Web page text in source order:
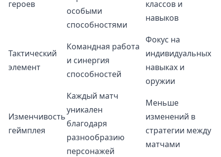
героев
особыми
способностями
классов и
навыков
Тактический
элемент
Командная работа
и синергия
способностей
Фокус на
индивидуальных
навыках и
оружии
Изменчивость
геймплея
Каждый матч
уникален
благодаря
разнообразию
персонажей
Меньше
изменений в
стратегии между
матчами